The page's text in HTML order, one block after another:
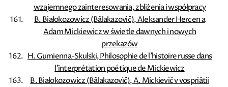
wzajemnego zainteresowania, zbliżenia i współpracy
B. Białokozowicz (Bâlakazovìč), Aleksander Hercen a
Adam Mickiewicz w świetle dawnych i nowych
przekazów
H. Gumienna-Skulski, Philosophie de l'histoire russe dans
l'interprétation poétique de Mickiewicz
B. Białokozowicz (Bâlakazovìč), A. Mickievič v vospriâtii